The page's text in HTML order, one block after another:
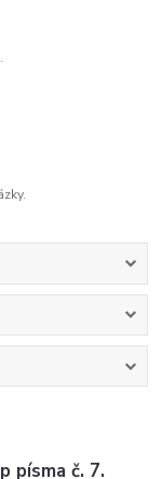
písma č. 7.